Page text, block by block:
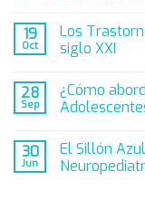
19
Oct
Los
siglo XXI
28
Sep
¿Cómo
30
Jun
El Sillón